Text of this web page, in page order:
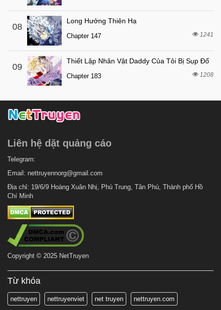
08
Long Hưởng Thiên Hạ
Chapter 147 1241
09
Thiết Lập Nhân Vật Daddy Của Tôi Bị Sụp Đổ
Chapter 183 1208
Liên hệ dặt quảng cáo
Telegram:
Email: nettruyennorg@gmail.com
Địa chỉ: 19/6/9 Hoàng Xuân Nhị, Phú Trung, Tân Phú, Thành phố Hồ
Chí Minh
Copyright © 2025 NetTruyen
Từ khóa
nettruyen nettruyenviet net truyen nettruyen.com